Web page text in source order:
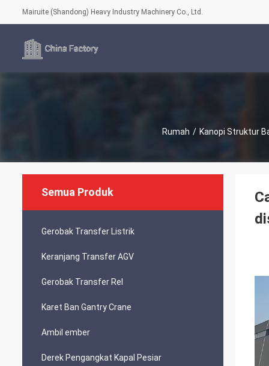
Mairuite (Shandong) Heavy Industry Machinery Co., Ltd.
Rumah / Kanopi Struktur
Semua Produk
Gerobak Transfer Listrik
Keranjang Transfer AGV
Gerobak Transfer Rel
Karet Ban Gantry Crane
Ambil ember
Derek Pengangkat Kapal Pesiar